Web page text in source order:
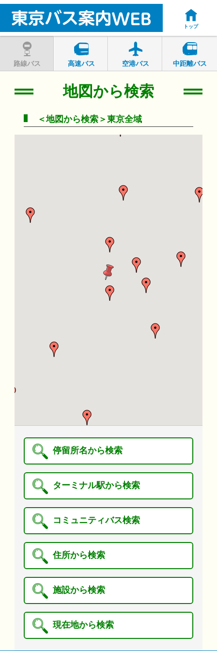
トップ
路線バス 高速バス 空港バス 中距離バス
地図から検索
＜地図から検索＞東京全域
停留所名から検索
ターミナル駅から検索
コミュニティバス検索
住所から検索
施設から検索
現在地から検索